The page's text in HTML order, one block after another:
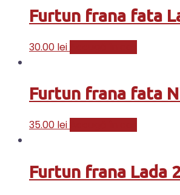
Furtun frana fata
30.00 lei
Furtun frana fata
35.00 lei
Furtun frana Lada